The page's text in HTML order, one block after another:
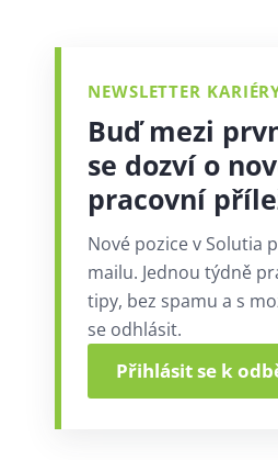
NEWSLETTER
Buď mezi
se dozví o
pracovní
Nové pozice v Solutia
mailu. Jednou týdně
tipy, bez spamu a s
se odhlásit.
Přihlásit se k